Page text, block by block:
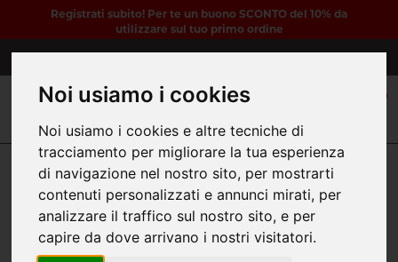
Noi usiamo i cookies
Noi usiamo i cookies e altre tecniche di
tracciamento per migliorare la tua esperienza
di navigazione nel nostro sito, per mostrarti
contenuti personalizzati e annunci mirati, per
analizzare il traffico sul nostro sito, e per
capire da dove arrivano i nostri visitatori.
Registrati subito! Per te un buono SCONTO del 10% da
utilizzare sul tuo primo ordine
Home Lettere stampa 3D Lettere 3D